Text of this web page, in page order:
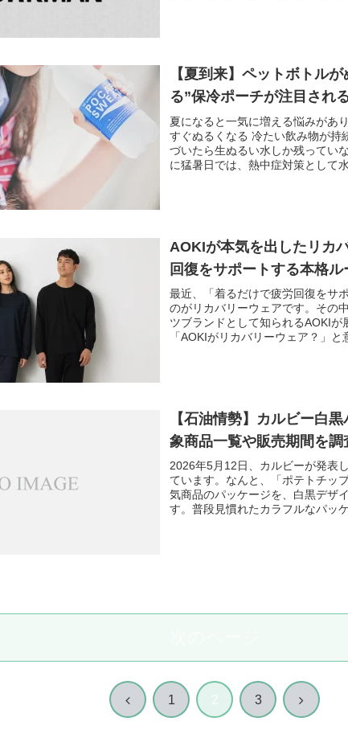
【夏到来】ペットボトル
る”保冷ポーチが注目され
夏になると一気に増える悩みがあ
すぐぬるくなる 冷たい飲み物が持
づいたら生ぬるい水しか残ってい
に猛暑日では、熱中症対策として
AOKIが本気を出したリカ
回復をサポートする本格ル
最近、「着るだけで疲労回復をサ
のがリカバリーウェアです。その
ツブランドとして知られるAOKIが
「AOKIがリカバリーウェア？」と
【石油情勢】カルビー白
象商品一覧や販売期間を調
2026年5月12日、カルビーが発表
ています。なんと、「ポテトチッ
気商品のパッケージを、白黒デザ
す。普段見慣れたカラフルなパッ
前 1 3 次